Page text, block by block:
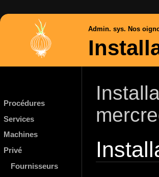
Admin. sys. Nos
Procédures
Services
Machines
Privé
Fournisseurs